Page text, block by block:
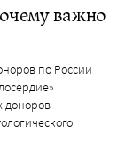
важно
по России
доноров